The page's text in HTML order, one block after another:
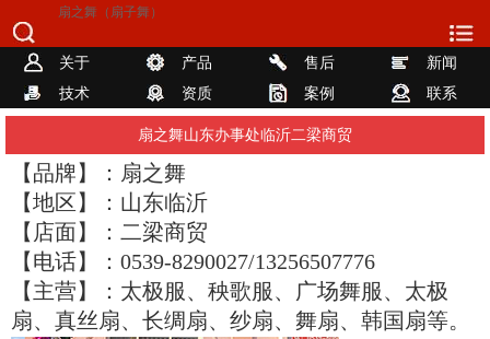
扇之舞（扇子舞）
关于 产品 售后
新闻
技术
资质 案例 联系
扇之舞山东办事处临沂二梁商贸
【品牌】：扇之舞
【地区】：山东临沂
【店面】：二梁商贸
【电话】：0539-8290027/13256507776
【主营】：太极服、秧歌服、广场舞服、太极
扇、真丝扇、长绸扇、纱扇、舞扇、韩国扇等。